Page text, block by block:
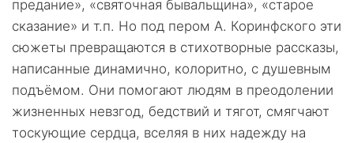
предание», «святочная бывальщина», «старое
сказание» и т.п. Но под пером А. Коринфского эти
сюжеты превращаются в стихотворные рассказы,
написанные динамично, колоритно, с душевным
подъёмом. Они помогают людям в преодолении
жизненных невзгод, бедствий и тягот, смягчают
тоскующие сердца, вселяя в них надежду на